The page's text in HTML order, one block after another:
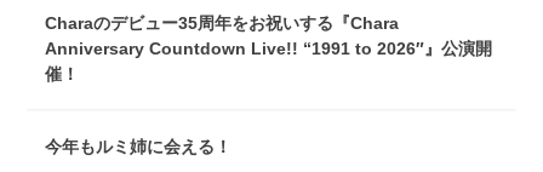
Charaのデビュー35周年をお祝いする『Chara
Anniversary Countdown Live!! “1991 to 2026″』公演開
催！
今年もルミ姉に会える！